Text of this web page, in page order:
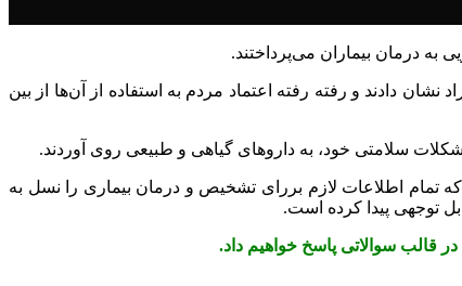
به درمان بیماران می‌پرداختند.
دادند و رفته رفته اعتماد مردم به استفاده از آن‌ها از بین
سلامتی خود، به داروهای گیاهی و طبیعی روی آوردند.
تمام اطلاعات لازم بررای تشخیص و درمان بیماری را نسل به
توجهی پیدا کرده است.
قالب سوالاتی پاسخ خواهیم داد.